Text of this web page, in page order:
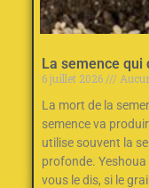
La semence qui
6 juillet 2026
La mort de la
semence va
utilise souvent la
profonde. Yeshoua
vous le dis, si le